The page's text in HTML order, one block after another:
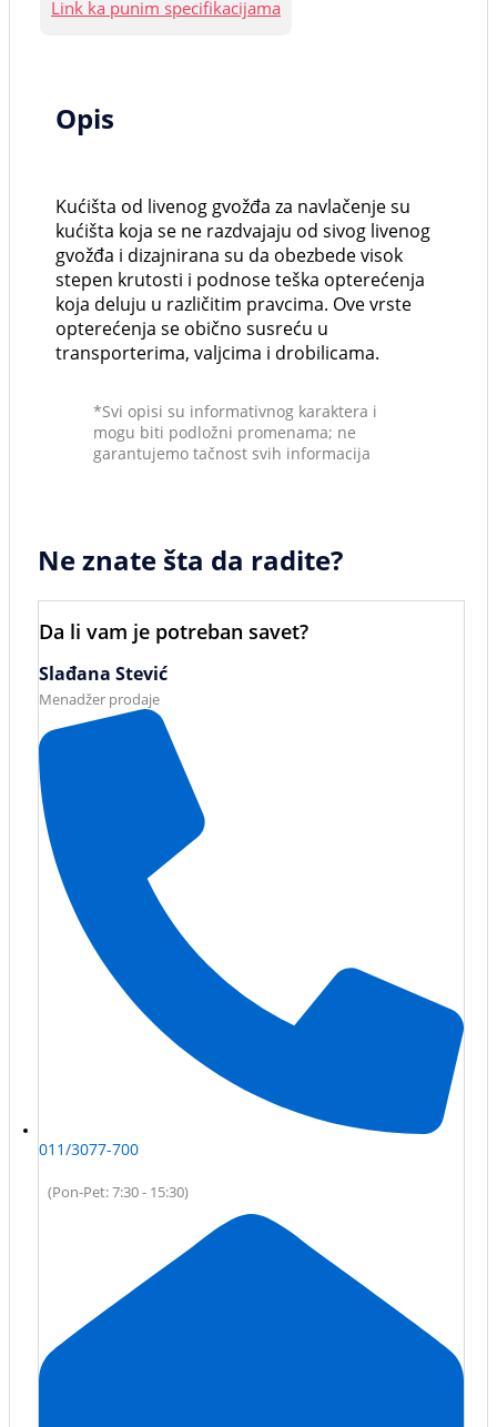
Link ka punim specifikacijama
Opis
Kućišta od livenog gvožđa za navlačenje su
kućišta koja se ne razdvajaju od sivog livenog
gvožđa i dizajnirana su da obezbede visok
stepen krutosti i podnose teška opterećenja
koja deluju u različitim pravcima. Ove vrste
opterećenja se obično susreću u
transporterima, valjcima i drobilicama.
*Svi opisi su informativnog karaktera i
mogu biti podložni promenama; ne
garantujemo tačnost svih informacija
Ne znate šta da radite?
Da li vam je potreban savet?
Slađana Stević
Menadžer prodaje
011/3077-700
(Pon-Pet: 7:30 - 15:30)